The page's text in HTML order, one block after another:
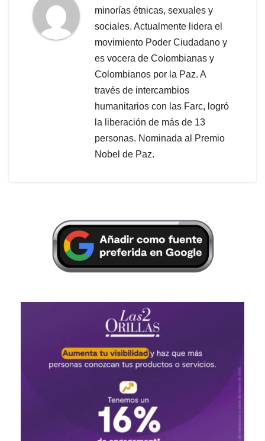
minorías étnicas, sexuales y
sociales. Actualmente lidera el
movimiento Poder Ciudadano y
es vocera de Colombianas y
Colombianos por la Paz. A
través de intercambios
humanitarios con las Farc, logró
la liberación de más de 13
personas. Nominada al Premio
Nobel de Paz.